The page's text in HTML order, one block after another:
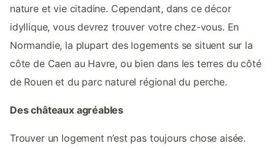
nature et vie citadine. Cependant, dans ce décor
idyllique, vous devrez trouver votre chez-vous. En
Normandie, la plupart des logements se situent sur la
côte de Caen au Havre, ou bien dans les terres du côté
de Rouen et du parc naturel régional du perche.
Des châteaux agréables
Trouver un logement n’est pas toujours chose aisée.